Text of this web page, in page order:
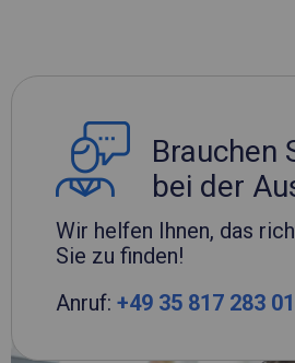
Brauchen
bei der
Wir helfen Ihnen, das
Sie zu finden!
Anruf: +49 35 817 283